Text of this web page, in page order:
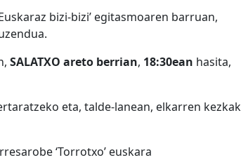
bizi-bizi’ egitasmoaren barruan,
SALATXO areto berrian, 18:30ean hasita,
eta, talde-lanean, elkarren kezkak
‘Torrotxo’ euskara